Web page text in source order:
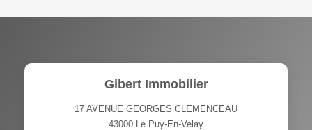
Gibert Immobilier
17 AVENUE GEORGES CLEMENCEAU
43000 Le Puy-En-Velay